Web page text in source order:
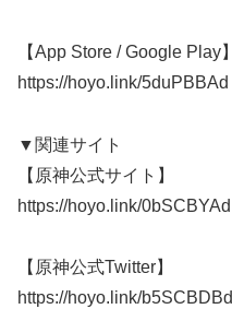
【App Store / Google Play】
https://hoyo.link/5duPBBAd
▼関連サイト
【原神公式サイト】
https://hoyo.link/0bSCBYAd
【原神公式Twitter】
https://hoyo.link/b5SCBDBd